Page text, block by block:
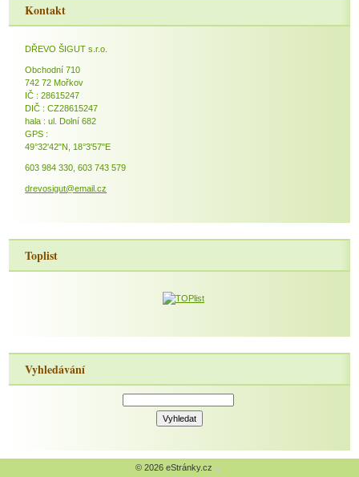
Kontakt
DŘEVO ŠIGUT s.r.o.
Obchodní 710
742 72 Mořkov
IČ : 28615247
DIČ : CZ28615247
hala : ul. Dolní 682
GPS :
49°32'42"N, 18°3'57"E
603 984 330, 603 743 579
drevosigut@email.cz
Toplist
Vyhledávání
© 2026 eStránky.cz